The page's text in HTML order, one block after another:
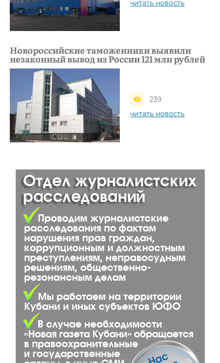
читать новость
Новороссийские таможенники выявили
незаконный вывод из России 121 млн рублей
239
читать новость